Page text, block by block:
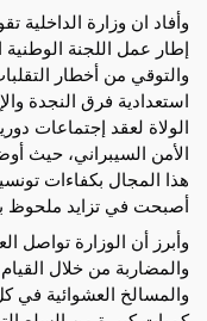
وأفاد ان وزارة الداخلية
إطار عمل اللجنة الوطنية
والتوقي من أخطار
استعدادية فرق النجدة
الولاة لعقد إجتماعات
الأمن السيبراني، حيث
هذا المجال بكفاءات
أصبحت في تزايد ملحوظ
وأبرز أن الوزارة تواصل
والمضاربة من خلال
والمسالخ العشوائية في